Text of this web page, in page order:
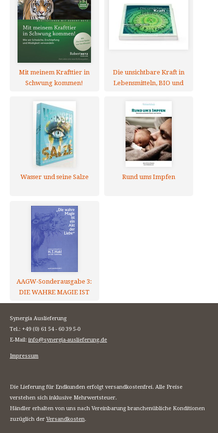
Mit meinem Krafttier in
Schwung kommen!
Die unsichtbare Kraft in
Lebensmitteln, BIO und
Wasser und seine Salze Rund ums Impfen
AAGW-Sonderausgabe 3:
DIE WAHRE MAGIE IST
EIN AKT DER LIEBE
Synergia Auslieferung
Tel.: +49 (0) 61 54 - 60 39 5-0
E-Mail: info@synergia-auslieferung.de
Impressum
Die Lieferung für Endkunden erfolgt versandkostenfrei. Alle Preise
verstehen sich inklusive Mehrwertsteuer.
Händler erhalten von uns nach Vereinbarung branchenübliche Konditionen
zuzüglich der Versandkosten.